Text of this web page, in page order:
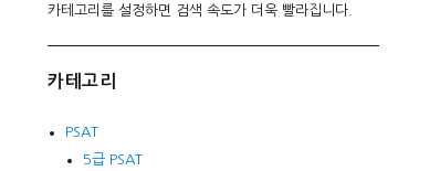
카테고리를 설정하면 검색 속도가 더욱 빨라집니다.
카테고리
PSAT
5급 PSAT